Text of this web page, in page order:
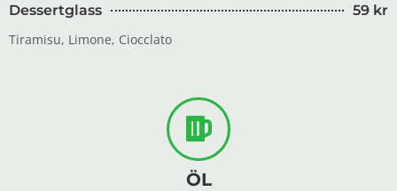
Dessertglass
59 kr
Tiramisu, Limone, Ciocclato
ÖL